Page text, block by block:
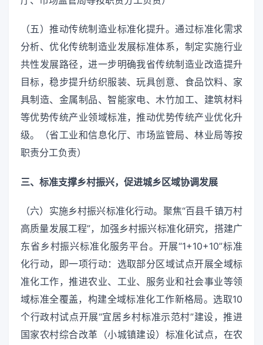
（五）推动传统制造业标准化提升。通过标准化需求
分析、优化传统制造业发展标准体系，制定实施行业
共性发展路径，进一步明确我省传统制造业改造提升
目标，稳步提升纺织服装、玩具创意、食品饮料、家
具制造、金属制品、智能家电、木竹加工、建筑材料
等优势传统产业领域标准，推动优势传统产业优化升
级。（省工业和信息化厅、市场监管局、林业局等按
职责分工负责）
三、标准支撑乡村振兴，促进城乡区域协调发展
（六）实施乡村振兴标准化行动。聚焦“百县千镇万村
高质量发展工程”，加强乡村振兴标准化研究，搭建广
东省乡村振兴标准化服务平台。开展“1+10+10”标准
化行动，即一项行动：选取部分区域试点开展全域标
准化工作，推进农业、工业、服务业和社会事业等领
域标准全覆盖，构建全域标准化工作新格局。选取10
个行政村试点开展“宜居乡村标准示范村”建设，推进
国家农村综合改革（小城镇建设）标准化试点，在农